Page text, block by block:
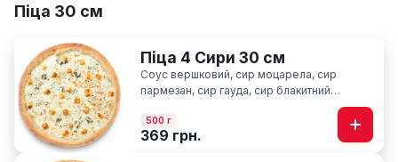
Піца 30 см
Піца 4 Сири 30 см
Соус вершковий, сир моцарела, сир
пармезан, сир гауда, сир блакитний
500 г
369 грн.